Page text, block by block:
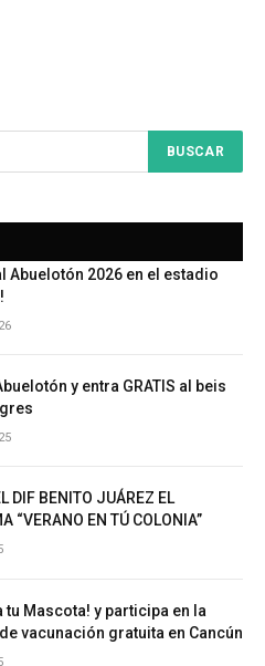
Abuelotón 2026 en el estadio
y entra GRATIS al beis
DIF BENITO JUÁREZ EL
“VERANO EN TÚ COLONIA”
tu Mascota! y participa en la
vacunación gratuita en Cancún